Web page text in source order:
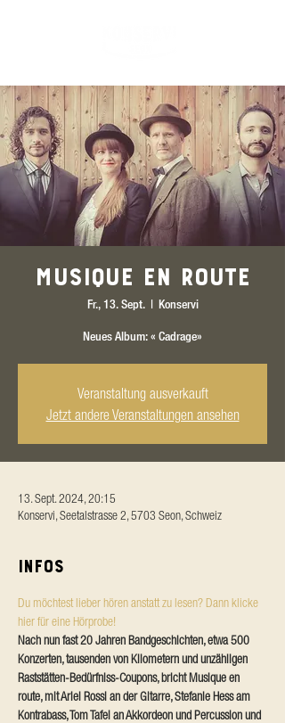
Musique en Route
Fr., 13. Sept.
  |
Konservi
Neues Album: « Cadrage»
Veranstaltung ausverkauft
Jetzt andere Veranstaltungen ansehen
13. Sept. 2024, 20:15
Konservi, Seetalstrasse 2, 5703 Seon, Schweiz
Infos
Du möchtest lieber hören anstatt zu lesen? Dann klicke
hier für eine Hörprobe!
Nach nun fast 20 Jahren Bandgeschichten, etwa 500
Konzerten, tausenden von Kilometern und unzähligen
Raststätten-Bedürfniss-Coupons, bricht Musique en
route, mit Ariel Rossi an der Gitarre, Stefanie Hess am
Kontrabass, Tom Tafel an Akkordeon und Percussion und